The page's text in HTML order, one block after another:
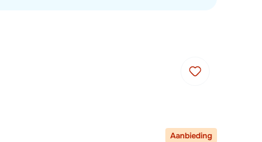
Aanbieding